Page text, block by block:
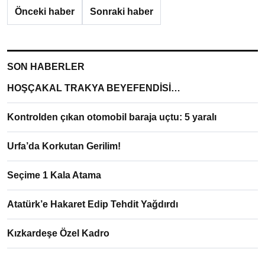
Önceki haber Sonraki haber
SON HABERLER
HOŞÇAKAL TRAKYA BEYEFENDİSİ…
Kontrolden çıkan otomobil baraja uçtu: 5 yaralı
Urfa’da Korkutan Gerilim!
Seçime 1 Kala Atama
Atatürk’e Hakaret Edip Tehdit Yağdırdı
Kızkardeşe Özel Kadro